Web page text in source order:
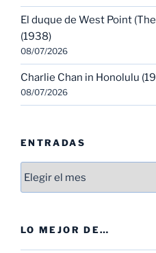
El duque de West Point
(1938)
08/07/2026
Charlie Chan in Honolulu
08/07/2026
ENTRADAS
LO MEJOR DE…